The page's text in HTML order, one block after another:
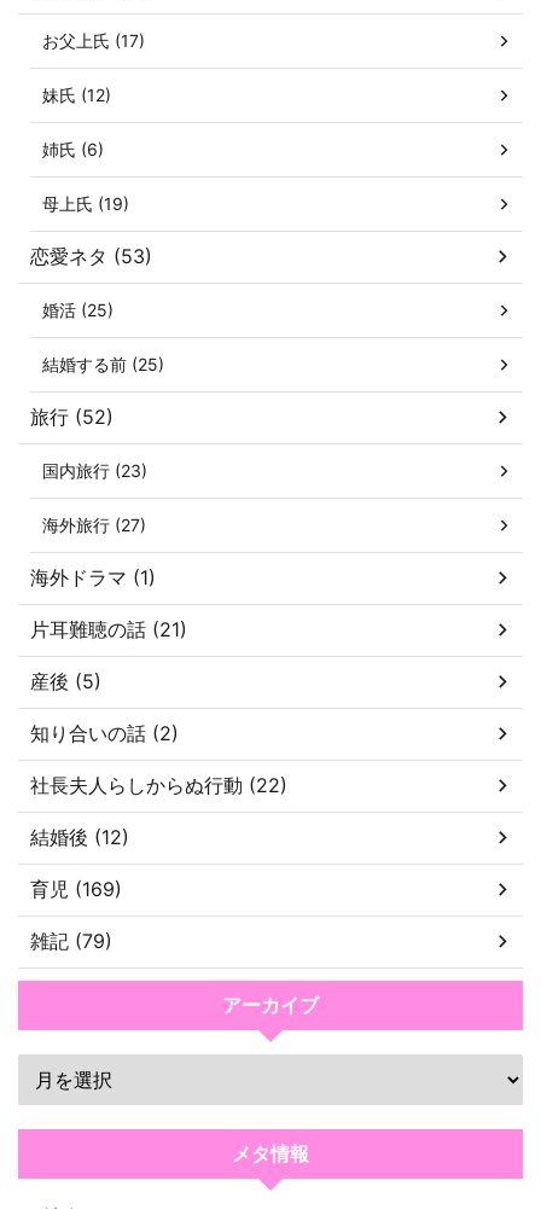
お父上氏 (17)
妹氏 (12)
姉氏 (6)
母上氏 (19)
恋愛ネタ (53)
婚活 (25)
結婚する前 (25)
旅行 (52)
国内旅行 (23)
海外旅行 (27)
海外ドラマ (1)
片耳難聴の話 (21)
産後 (5)
知り合いの話 (2)
社長夫人らしからぬ行動 (22)
結婚後 (12)
育児 (169)
雑記 (79)
アーカイブ
メタ情報